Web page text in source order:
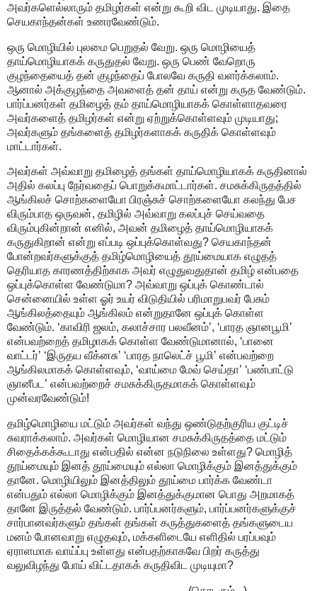
அவர்களெல்லாரும் தமிழர்கள் என்று கூறி விட முடியாது. இதை
செயகாந்தன்கள் உணரவேண்டும்.
ஒரு மொழியில் புலமை பெறுதல் வேறு. ஒரு மொழியைத்
தாய்மொழியாகக் கருதுதல் வேறு. ஒரு பெண் வேறொரு
குழந்தையைத் தன் குழந்தைப் போலவே கருதி வளர்க்கலாம்.
ஆனால் அக்குழந்தை அவளைத் தன் தாய் என்று கருத வேண்டும்.
பார்ப்பனர்கள் தமிழைத் தம் தாய்மொழியாகக் கொள்ளாதவரை
அவர்களைத் தமிழர்கள் என்று ஏற்றுக்கொள்ளவும் முடியாது;
அவர்களும் தங்களைத் தமிழர்களாகக் கருதிக் கொள்ளவும்
மாட்டார்கள்.
அவர்கள் அவ்வாறு தமிழைத் தங்கள் தாய்மொழியாகக் கருதினால்
அதில் கலப்பு நேர்வதைப் பொறுக்கமாட்டார்கள். சமசுக்கிருதத்தில்
ஆங்கிலச் சொற்களையோ பிரஞ்சுச் சொற்களையோ கலந்து பேச
விரும்பாத ஒருவன், தமிழில் அவ்வாறு கலப்புச் செய்வதை
விரும்புகின்றான் எனில், அவன் தமிழைத் தாய்மொழியாகக்
கருதுகிறான் என்று எப்படி ஒப்புக்கொள்வது? செயகாந்தன்
போன்றவர்களுக்குத் தமிழ்மொழியைத் தூய்மையாக எழுதத்
தெரியாத காரணத்திற்காக அவர் எழுதுவதுதான் தமிழ் என்பதை
ஒப்புக்கொள்ள வேண்டுமா? அவ்வாறு ஒப்புக் கொண்டால்
சென்னையில் உள்ள ஓர் உயர் விடுதியில் பரிமாறுபவர் பேசும்
ஆங்கிலத்தையும் ஆங்கிலம் என்றுதானே ஒப்புக் கொள்ள
வேண்டும். ‘காவிரி ஜலம், கலாச்சார பலவீனம்’, ‘பாரத ஞானபூமி’
என்பவற்றைத் தமிழாகக் கொள்ள வேண்டுமானால், ‘பானை
வாட்டர்’ ‘இருதய வீக்னசு’ ‘பாரத நாலெட்ச் பூமி’ என்பவற்றை
ஆங்கிலமாகக் கொள்ளவும், ‘வாய்மை மேவ் செய்தா’ ‘பண்பாட்டு
ஞானீபட’ என்பவற்றைச் சமசுக்கிருதமாகக் கொள்ளவும்
முன்வரவேண்டும்!
தமிழ்மொழியை மட்டும் அவர்கள் வந்து ஒண்டுதற்குரிய குட்டிச்
சுவராக்கலாம். அவர்கள் மொழியான சமசுக்கிருதத்தை மட்டும்
சிதைக்கக்கூடாது என்பதில் என்ன நடுநிலை உள்ளது? மொழித்
தூய்மையும் இனத் தூய்மையும் எல்லா மொழிக்கும் இனத்துக்கும்
தானே. மொழியிலும் இனத்திலும் தூய்மை பார்க்க வேண்டா
என்பதும் எல்லா மொழிக்கும் இனத்துக்குமான பொது அறமாகத்
தானே இருத்தல் வேண்டும். பார்ப்பனர்களும், பார்ப்பனர்களுக்குச்
சார்பானவர்களும் தங்கள் தங்கள் கருத்துகளைத் தங்களுடைய
மனம் போனவாறு எழுதவும், மக்களிடையே எளிதில் பரப்பவும்
ஏராளமாக வாய்ப்பு உள்ளது என்பதற்காகவே பிறர் கருத்து
வலுவிழந்து போய் விட்டதாகக் கருதிவிட முடியுமா?